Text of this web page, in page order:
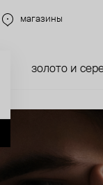
магазины
золото и